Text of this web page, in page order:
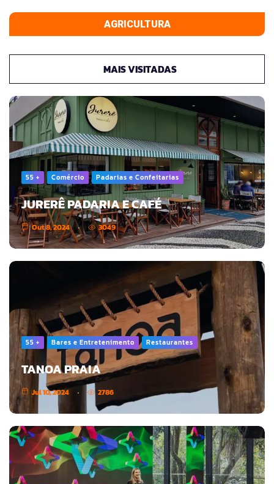
AGRICULTURA
MAIS VISITADAS
55 + Comércio Padarias e Confeitarias
JURERÊ PADARIA E CAFÉ
Out 8, 2024 3049
55 + Bares e Entretenimento Restaurantes
TANOA PRAIA
Jul 10, 2024 2786